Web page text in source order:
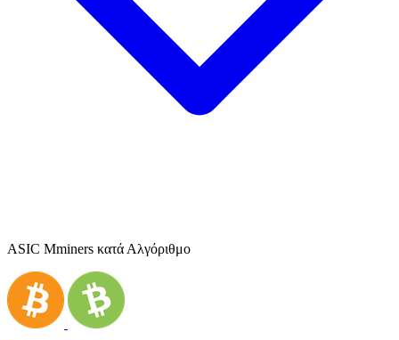
ASIC Μminers κατά Αλγόριθμο